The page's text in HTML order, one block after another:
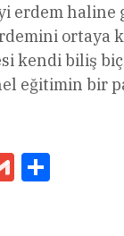
erdem
ortaya
kendi biliş
eğitimin bir
Gmail